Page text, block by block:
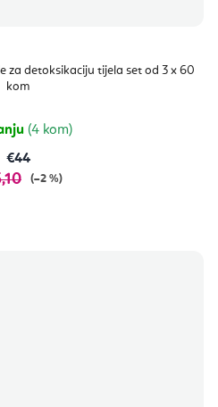
za detoksikaciju tijela set od 3 x 60
kom
(4 kom)
€44
(–2 %)